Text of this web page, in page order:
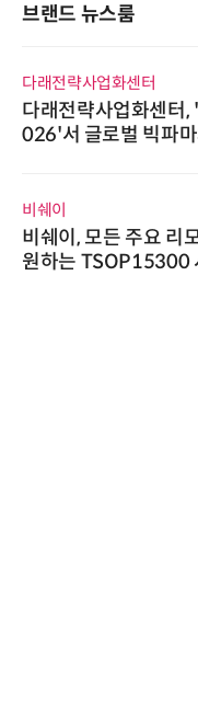
브랜드 뉴스룸
전략사업화센터
전략사업화센터, 'BIO
서 글로벌 빅파마와의
이, 모든 주요 리모컨
는 TSOP15300 시리